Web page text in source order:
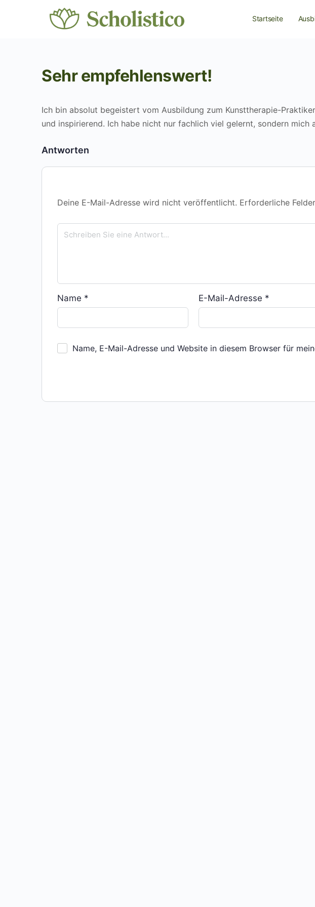
Startseite
Sehr empfehlenswert!
Ich bin absolut begeistert vom Ausbildung zum Kunsttherapie-
und inspirierend. Ich habe nicht nur fachlich viel gelernt, sondern
Antworten
Deine E-Mail-Adresse wird nicht veröffentlicht. Erforderliche
Name * E-Mail-Adresse *
Name, E-Mail-Adresse und Website in diesem Browser für